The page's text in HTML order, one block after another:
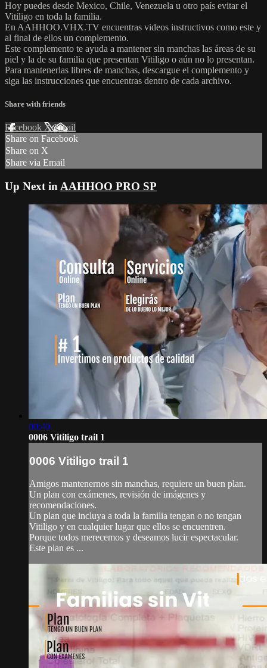
Hoy puedes desde Mexico, Chile, Venezuela u otro país evitar el
Vitiligo en toda la familia.
En AAHHOO.VHX.TV encuentras videos instructivos como este y
al final de ellos un complemento.
Este complemento te ayuda a mantener sin manchas las áreas de su
piel y la de su familia que presentan Vitiligo o aún no lo presentan.
Para mantenerlas libres de manchas, descargue el complemento y
siga las instrucciones que encuentras dentro de cada archivo.
Share with friends
Facebook XEmail
Share on Facebook
Share on X
Share via Email
Up Next in AAHHOO PRO SP
00:40
0006 Vitiligo trail 1
0006 Vitiligo trail 1
Amigos mantenernos sin manchas, requiere un buen plan.
Un plan con exámenes, revisión de imágenes y
recomendaciones.
Un plan que incluya a toda la familia tengan o no tengan
Vitiligo y en cualquier lugar que ellos se encuentren.
Porque todos merecemos y deseamos lucir espectacular.
Este plan es ...